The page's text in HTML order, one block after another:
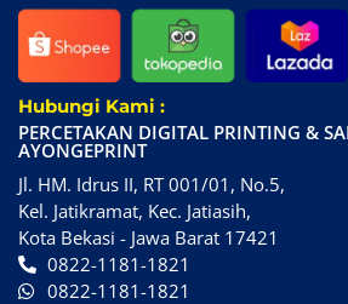
Hubungi Kami :
PERCETAKAN DIGITAL PRINTING &
AYONGEPRINT
Jl. HM. Idrus II, RT 001/01, No.5,
Kel. Jatikramat, Kec. Jatiasih,
Kota Bekasi - Jawa Barat 17421
0822-1181-1821
0822-1181-1821